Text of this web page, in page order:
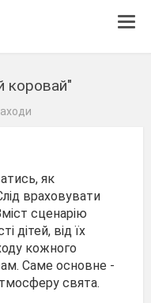
коровай"
як
враховувати
сценарію
дітей, від їх
кожного
Саме основне -
свята.